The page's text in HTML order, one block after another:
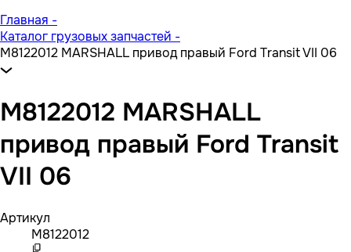
Главная -
Каталог грузовых запчастей -
M8122012 MARSHALL привод правый Ford Transit VII 06
M8122012 MARSHALL
привод правый Ford Transit
VII 06
Артикул
M8122012